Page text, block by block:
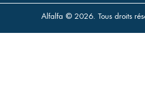
Alfalfa © 2026. Tous droits